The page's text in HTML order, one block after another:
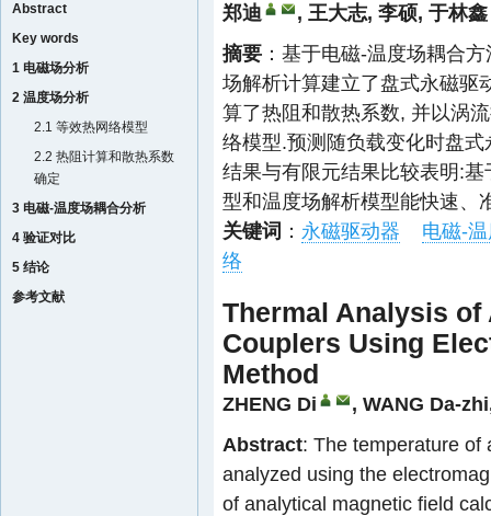
Abstract
Key words
1 电磁场分析
2 温度场分析
2.1 等效热网络模型
2.2 热阻计算和散热系数
确定
3 电磁-温度场耦合分析
4 验证对比
5 结论
参考文献
郑迪 , 王大志, 李硕, 于林鑫
摘要 ：基于电磁-温度场耦合
场解析计算建立了盘式永磁驱
算了热阻和散热系数, 并以涡
络模型.预测随负载变化时盘
结果与有限元结果比较表明:
型和温度场解析模型能快速、
关键词 ： 永磁驱动器
电磁-
络
Thermal Analysis of
Couplers Using
Method
ZHENG Di , WANG Da-zhi
Abstract: The temperature of
analyzed using the
of analytical magnetic field